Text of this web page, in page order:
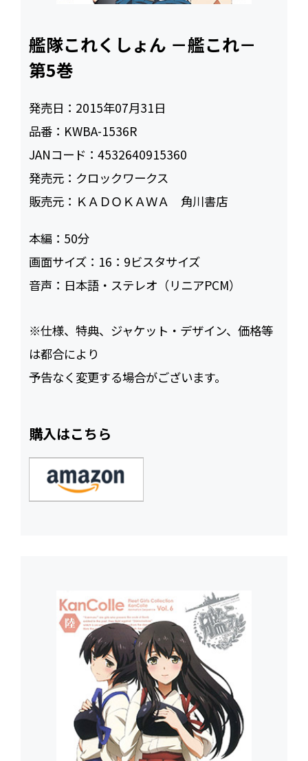
艦隊これくしょん －艦これ－
第5巻
発売日： 2015年07月31日
品番： KWBA-1536R
JANコード：4532640915360
発売元： クロックワークス
販売元： ＫＡＤＯＫＡＷＡ 角川書店
本編： 50
画面サイズ： 16：9ビスタサイズ
音声： 日本語・ステレオ（リニアPCM）
※仕様、特典、ジャケット・デザイン、価格等
は都合により
予告なく変更する場合がございます。
購入はこちら